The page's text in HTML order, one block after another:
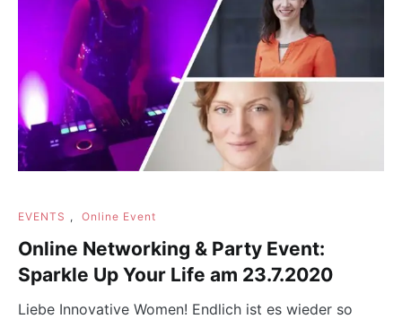
EVENTS , Online Event
Online Networking & Party Event:
Sparkle Up Your Life am 23.7.2020
Liebe Innovative Women! Endlich ist es wieder so